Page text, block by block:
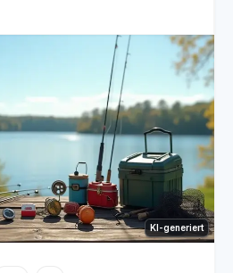
KI-generiert